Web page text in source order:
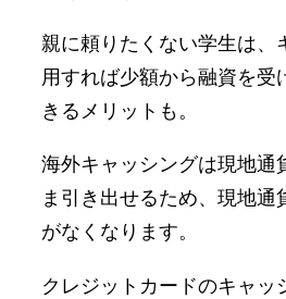
親に頼りたくない学生は、
用すれば少額から融資を受
きるメリットも。
海外キャッシングは現地通
ま引き出せるため、現地通
がなくなります。
クレジットカードのキャッ